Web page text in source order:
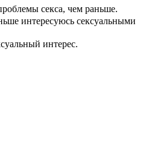
секса, чем раньше.
интересуюсь сексуальными
интерес.